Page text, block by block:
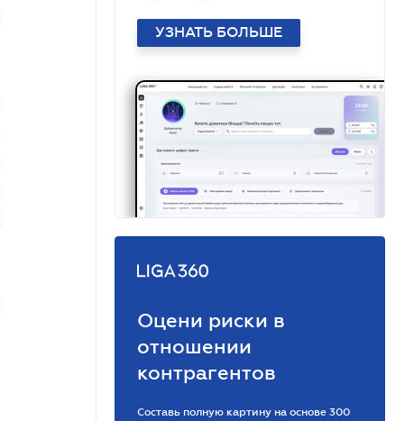
УЗНАТЬ БОЛЬШЕ
Оцени риски в
отношении
контрагентов
Составь полную картину на основе 300